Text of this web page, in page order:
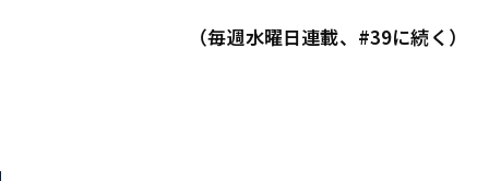
（毎週水曜日連載、#39に続く）